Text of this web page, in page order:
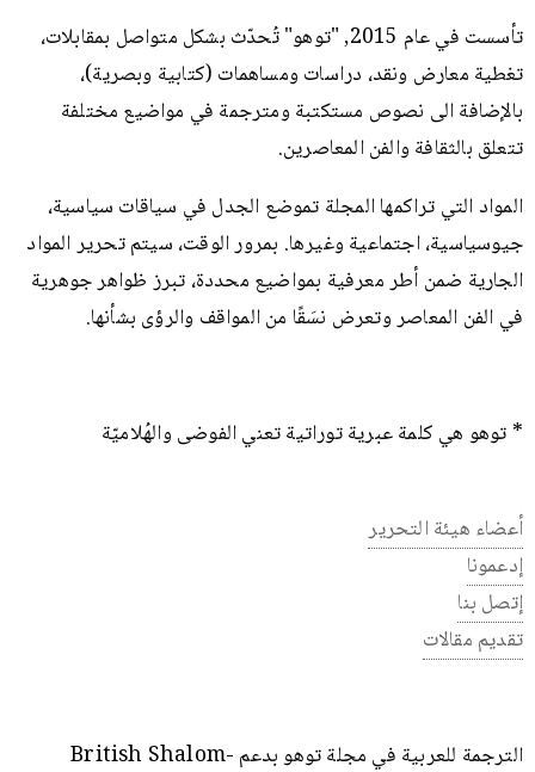
تأسست في عام 2015, "توهو" تُحدّث بشكل متواصل بمقابلات،
تغطية معارض ونقد، دراسات ومساهمات (كتابية وبصرية)،
بالإضافة الى نصوص مستكتبة ومترجمة في مواضيع مختلفة
تتعلق بالثقافة والفن المعاصرين.
المواد التي تراكمها المجلة تموضع الجدل في سياقات سياسية،
جيوسياسية، اجتماعية وغيرها. بمرور الوقت، سيتم تحرير المواد
الجارية ضمن أطر معرفية بمواضيع محددة، تبرز ظواهر جوهرية
في الفن المعاصر وتعرض نسَقًا من المواقف والرؤى بشأنها.
* توهو هي كلمة عبرية توراتية تعني الفوضى والهُلاميّة
أعضاء هيئة التحرير
إدعمونا
إتصل بنا
تقديم مقالات
الترجمة للعربية في مجلة توهو بدعم British Shalom-